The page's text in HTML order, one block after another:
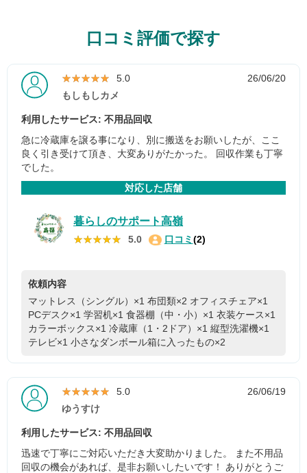
口コミ評価で探す
★★★★★
★★★★★ 5.0
26/06/20
もしもしカメ
利用したサービス: 不用品回収
急に冷蔵庫を譲る事になり、別に搬送をお願いしたが、ここ
良く引き受けて頂き、大変ありがたかった。 回収作業も丁寧
でした。
対応した店舗
暮らしのサポート高嶺
★★★★★
★★★★★ 5.0 口コミ (2)
依頼内容
マットレス（シングル）×1 布団類×2 オフィスチェア×1
PCデスク×1 学習机×1 食器棚（中・小）×1 衣装ケース×1
カラーボックス×1 冷蔵庫（1・2ドア）×1 縦型洗濯機×1
テレビ×1 小さなダンボール箱に入ったもの×2
★★★★★
★★★★★ 5.0
26/06/19
ゆうすけ
利用したサービス: 不用品回収
迅速で丁寧にご対応いただき大変助かりました。 また不用品
回収の機会があれば、是非お願いしたいです！ ありがとうご